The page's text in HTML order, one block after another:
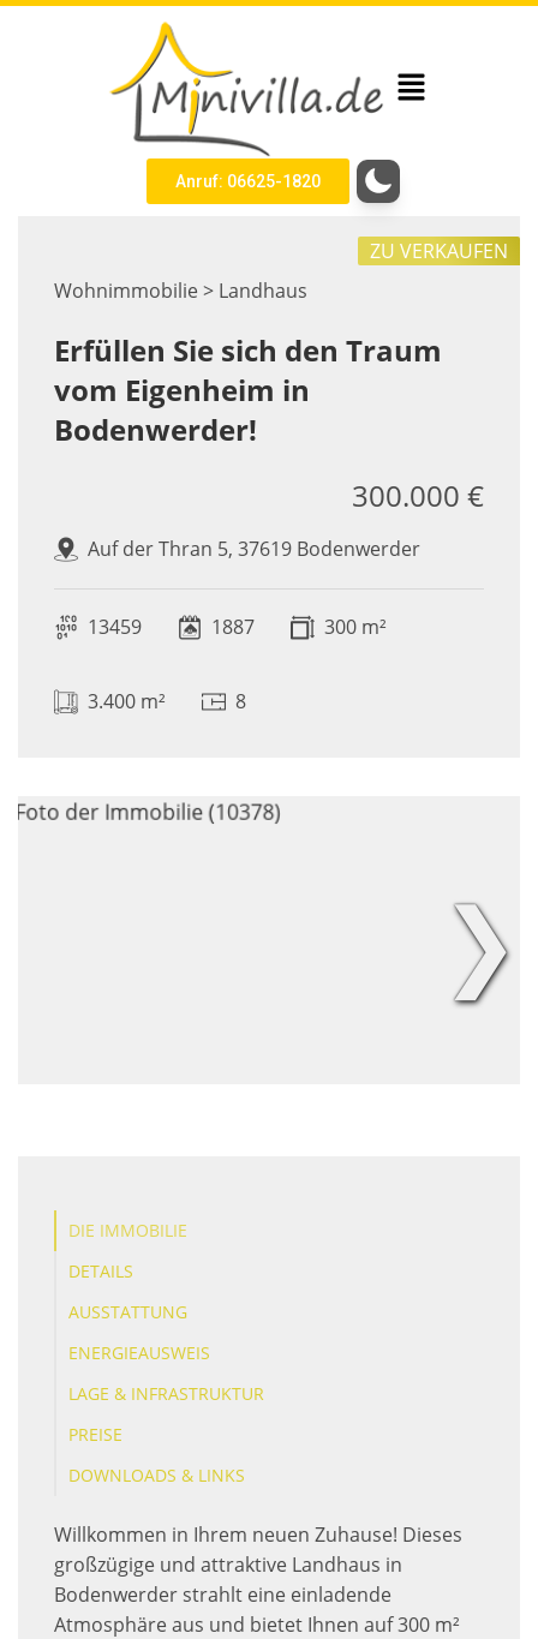
Anruf: 06625-1820
Wohnimmobilie > Landhaus
ZU VERKAUFEN
Erfüllen Sie sich den Traum
vom Eigenheim in
Bodenwerder!
Auf der Thran 5, 37619 Bodenwerder
300.000 €
13459 1887 300 m²
3.400 m² 8
❯
DIE IMMOBILIE
DETAILS
AUSSTATTUNG
ENERGIEAUSWEIS
LAGE & INFRASTRUKTUR
PREISE
DOWNLOADS & LINKS
Willkommen in Ihrem neuen Zuhause! Dieses
großzügige und attraktive Landhaus in
Bodenwerder strahlt eine einladende
Atmosphäre aus und bietet Ihnen auf 300 m²